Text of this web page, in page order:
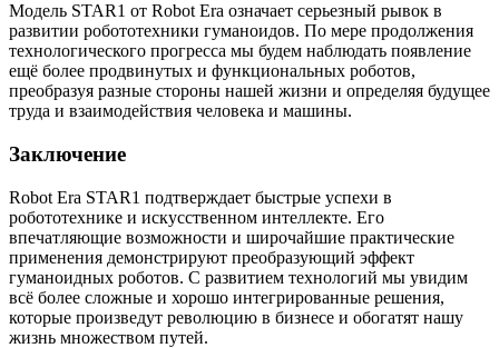
Модель STAR1 от Robot Era означает серьезный рывок в
развитии робототехники гуманоидов. По мере продолжения
технологического прогресса мы будем наблюдать появление
ещё более продвинутых и функциональных роботов,
преобразуя разные стороны нашей жизни и определяя будущее
труда и взаимодействия человека и машины.
Заключение
Robot Era STAR1 подтверждает быстрые успехи в
робототехнике и искусственном интеллекте. Его
впечатляющие возможности и широчайшие практические
применения демонстрируют преобразующий эффект
гуманоидных роботов. С развитием технологий мы увидим
всё более сложные и хорошо интегрированные решения,
которые произведут революцию в бизнесе и обогатят нашу
жизнь множеством путей.